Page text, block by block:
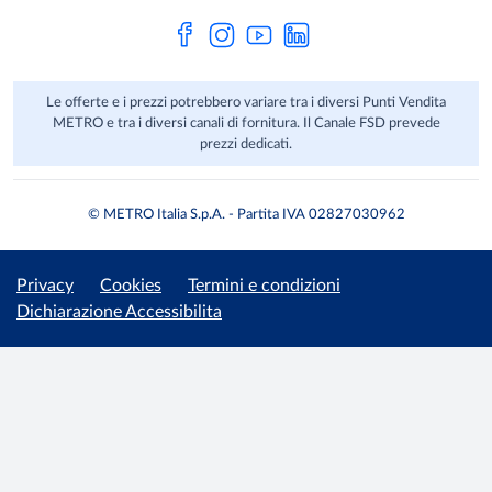
Le offerte e i prezzi potrebbero variare tra i diversi Punti Vendita
METRO e tra i diversi canali di fornitura. Il Canale FSD prevede
prezzi dedicati.
© METRO Italia S.p.A. - Partita IVA 02827030962
Privacy Cookies
Termini e condizioni
Dichiarazione Accessibilita